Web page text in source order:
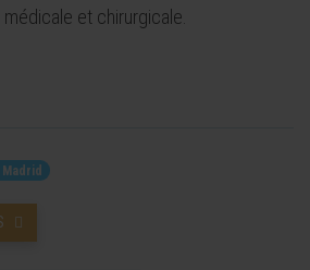
et chirurgicale.